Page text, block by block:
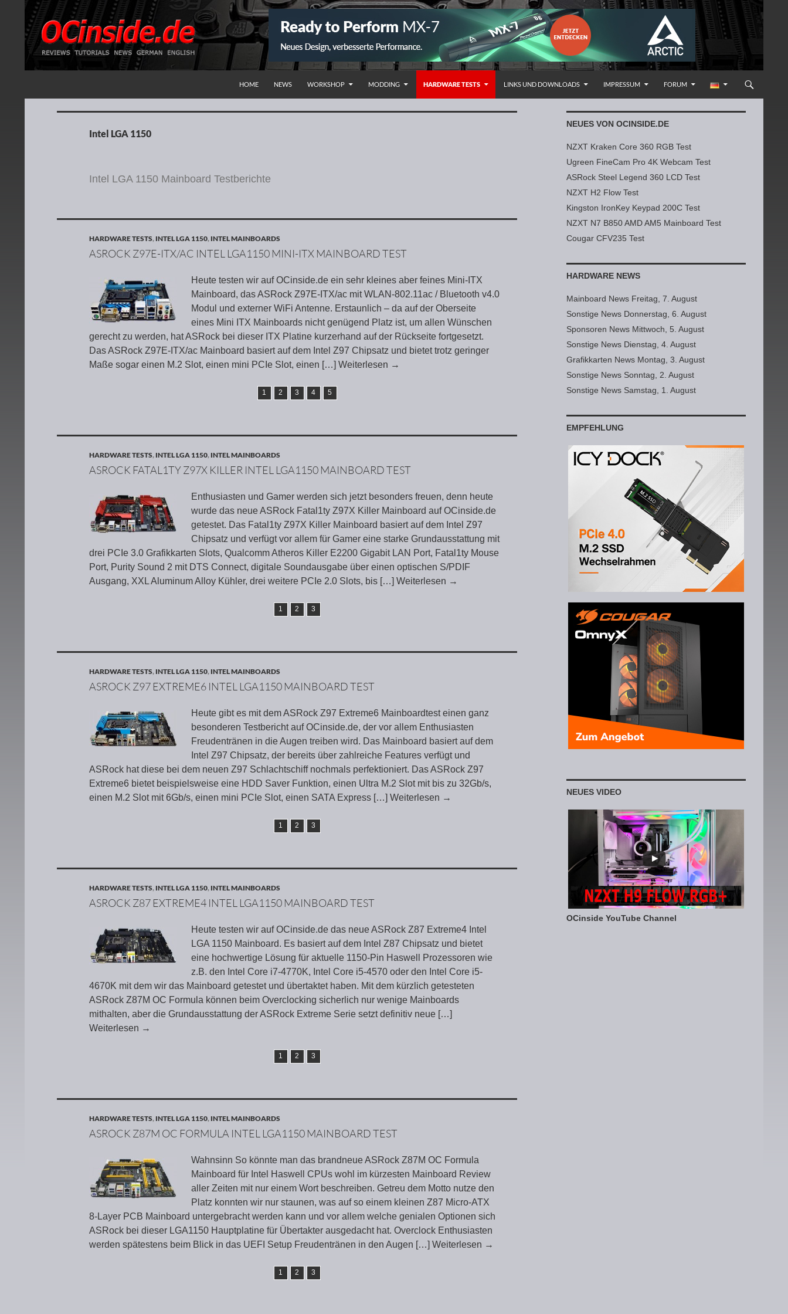
Redaktion ocinside.de PC Hardware PortalHOME
NEWS WORKSHOP MODDING HARDWARE TESTS LINKS UND DOWNLOADS IMPRESSUM FORUM
Intel LGA 1150
Intel LGA 1150 Mainboard Testberichte
HARDWARE TESTS, INTEL LGA 1150, INTEL MAINBOARDS
ASROCK Z97E-ITX/AC INTEL LGA1150 MINI-ITX MAINBOARD TEST
Heute testen wir auf OCinside.de ein sehr kleines aber feines Mini-ITX
Mainboard, das ASRock Z97E-ITX/ac mit WLAN-802.11ac / Bluetooth v4.0
Modul und externer WiFi Antenne. Erstaunlich – da auf der Oberseite
eines Mini ITX Mainboards nicht genügend Platz ist, um allen Wünschen
gerecht zu werden, hat ASRock bei dieser ITX Platine kurzerhand auf der Rückseite fortgesetzt.
Das ASRock Z97E-ITX/ac Mainboard basiert auf dem Intel Z97 Chipsatz und bietet trotz geringer
Maße sogar einen M.2 Slot, einen mini PCIe Slot, einen […] Weiterlesen →
1 2 3 4 5
HARDWARE TESTS, INTEL LGA 1150, INTEL MAINBOARDS
ASROCK FATAL1TY Z97X KILLER INTEL LGA1150 MAINBOARD TEST
Enthusiasten und Gamer werden sich jetzt besonders freuen, denn heute
wurde das neue ASRock Fatal1ty Z97X Killer Mainboard auf OCinside.de
getestet. Das Fatal1ty Z97X Killer Mainboard basiert auf dem Intel Z97
Chipsatz und verfügt vor allem für Gamer eine starke Grundausstattung mit
drei PCIe 3.0 Grafikkarten Slots, Qualcomm Atheros Killer E2200 Gigabit LAN Port, Fatal1ty Mouse
Port, Purity Sound 2 mit DTS Connect, digitale Soundausgabe über einen optischen S/PDIF
Ausgang, XXL Aluminum Alloy Kühler, drei weitere PCIe 2.0 Slots, bis […] Weiterlesen →
1 2 3
HARDWARE TESTS, INTEL LGA 1150, INTEL MAINBOARDS
ASROCK Z97 EXTREME6 INTEL LGA1150 MAINBOARD TEST
Heute gibt es mit dem ASRock Z97 Extreme6 Mainboardtest einen ganz
besonderen Testbericht auf OCinside.de, der vor allem Enthusiasten
Freudentränen in die Augen treiben wird. Das Mainboard basiert auf dem
Intel Z97 Chipsatz, der bereits über zahlreiche Features verfügt und
ASRock hat diese bei dem neuen Z97 Schlachtschiff nochmals perfektioniert. Das ASRock Z97
Extreme6 bietet beispielsweise eine HDD Saver Funktion, einen Ultra M.2 Slot mit bis zu 32Gb/s,
einen M.2 Slot mit 6Gb/s, einen mini PCIe Slot, einen SATA Express […] Weiterlesen →
1 2 3
HARDWARE TESTS, INTEL LGA 1150, INTEL MAINBOARDS
ASROCK Z87 EXTREME4 INTEL LGA1150 MAINBOARD TEST
Heute testen wir auf OCinside.de das neue ASRock Z87 Extreme4 Intel
LGA 1150 Mainboard. Es basiert auf dem Intel Z87 Chipsatz und bietet
eine hochwertige Lösung für aktuelle 1150-Pin Haswell Prozessoren wie
z.B. den Intel Core i7-4770K, Intel Core i5-4570 oder den Intel Core i5-
4670K mit dem wir das Mainboard getestet und übertaktet haben. Mit dem kürzlich getesteten
ASRock Z87M OC Formula können beim Overclocking sicherlich nur wenige Mainboards
mithalten, aber die Grundausstattung der ASRock Extreme Serie setzt definitiv neue […]
Weiterlesen →
1 2 3
HARDWARE TESTS, INTEL LGA 1150, INTEL MAINBOARDS
ASROCK Z87M OC FORMULA INTEL LGA1150 MAINBOARD TEST
Wahnsinn So könnte man das brandneue ASRock Z87M OC Formula
Mainboard für Intel Haswell CPUs wohl im kürzesten Mainboard Review
aller Zeiten mit nur einem Wort beschreiben. Getreu dem Motto nutze den
Platz konnten wir nur staunen, was auf so einem kleinen Z87 Micro-ATX
8-Layer PCB Mainboard untergebracht werden kann und vor allem welche genialen Optionen sich
ASRock bei dieser LGA1150 Hauptplatine für Übertakter ausgedacht hat. Overclock Enthusiasten
werden spätestens beim Blick in das UEFI Setup Freudentränen in den Augen […] Weiterlesen →
1 2 3
NEUES VON OCINSIDE.DE
NZXT Kraken Core 360 RGB Test
Ugreen FineCam Pro 4K Webcam Test
ASRock Steel Legend 360 LCD Test
NZXT H2 Flow Test
Kingston IronKey Keypad 200C Test
NZXT N7 B850 AMD AM5 Mainboard Test
Cougar CFV235 Test
HARDWARE NEWS
Mainboard News Freitag, 7. August
Sonstige News Donnerstag, 6. August
Sponsoren News Mittwoch, 5. August
Sonstige News Dienstag, 4. August
Grafikkarten News Montag, 3. August
Sonstige News Sonntag, 2. August
Sonstige News Samstag, 1. August
EMPFEHLUNG
NEUES VIDEO
OCinside YouTube Channel